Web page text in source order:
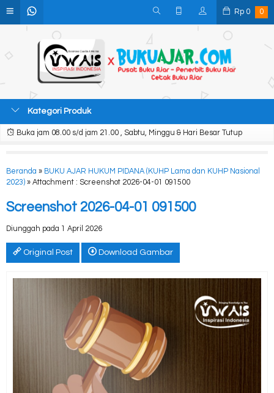
Rp 0 0
Kategori Produk
Buka jam 08.00 s/d jam 21.00 , Sabtu, Minggu & Hari Besar Tutup
Beranda » BUKU AJAR HUKUM PIDANA (KUHP Lama dan KUHP Nasional
2023) » Attachment : Screenshot 2026-04-01 091500
Screenshot 2026-04-01 091500
Diunggah pada 1 April 2026
Original Post Download Gambar